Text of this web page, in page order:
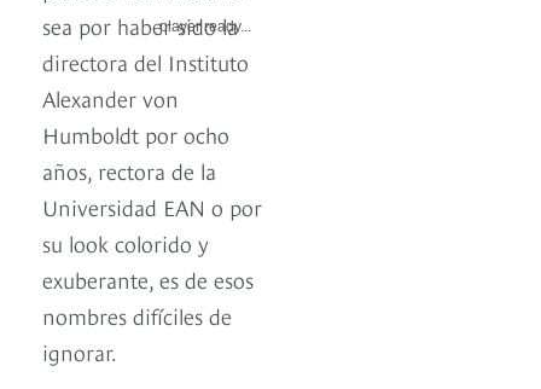
player ready...
sea por haber sido la
directora del Instituto
Alexander von
Humboldt por ocho
años, rectora de la
Universidad EAN o por
su look colorido y
exuberante, es de esos
nombres difíciles de
ignorar.